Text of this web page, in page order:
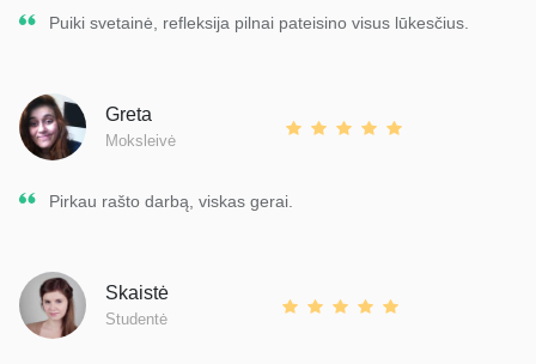
Puiki svetainė, refleksija pilnai pateisino visus lūkesčius.
Greta
Moksleivė
Pirkau rašto darbą, viskas gerai.
Skaistė
Studentė